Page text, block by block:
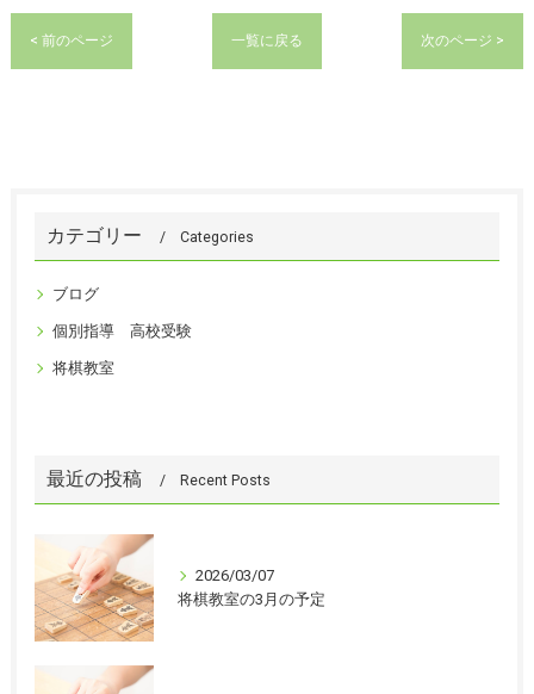
< 前のページ 一覧に戻る 次のページ >
カテゴリー Categories
ブログ
個別指導 高校受験
将棋教室
最近の投稿 Recent Posts
2026/03/07
将棋教室の3月の予定